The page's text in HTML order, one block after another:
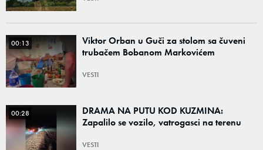
00:13
Viktor Orban u Guči za stolom sa čuveni
trubačem Bobanom Markovićem
VESTI
00:28
DRAMA NA PUTU KOD KUZMINA:
Zapalilo se vozilo, vatrogasci na terenu
VESTI